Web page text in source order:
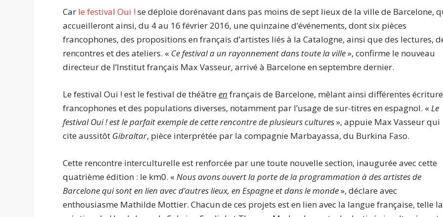
Car le festival Oui ! se déploie dorénavant dans pas moins de sept lieux de la ville de Barcelone,
accueilleront ainsi, du 4 au 16 février 2016, une quinzaine d’événements, dont six pièces
francophones, des propositions en français d’artistes liés à la Catalogne, ainsi que des lectures,
rencontres et des ateliers. « Ce festival a un rayonnement dans toute la ville», confirme le nouveau
directeur de l’Institut français Max Vasseur, arrivé à Barcelone en septembre dernier.
Le festival Oui ! est le festival de théâtreen français de Barcelone, mêlant ainsi différentes
francophones et des populations diverses, notamment par l’usage de sur-titres en espagnol. «Le
festival Oui ! est le parfait exemple de cette rencontre de plusieurs cultures», appuie Max Vasseur qui
cite aussitôt Gibraltar, pièce interprétée par la compagnie Marbayassa, du Burkina Faso.
Cette rencontre interculturelle est renforcée par une toute nouvelle section, inaugurée avec cette
quatrième édition : le km0. «Nous avons ouvert la porte de la programmation à des artistes de
Barcelone qui sont en lien avec d’autres lieux, en Espagne et dans le monde», déclare avec
enthousiasme Mathilde Mottier. Chacun de ces projets est en lien avec la langue française, telle la